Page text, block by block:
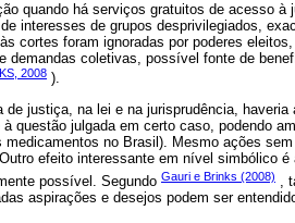
quando há serviços gratuitos de acesso à
interesses de grupos desprivilegiados,
cortes foram ignoradas por poderes
demandas coletivas, possível fonte de
2008 ).
justiça, na lei e na jurisprudência, haveria
questão julgada em certo caso, podendo
no Brasil). Mesmo ações
efeito interessante em nível simbólico é
possível. Segundo Gauri e Brinks (2008)
,
aspirações e desejos podem ser